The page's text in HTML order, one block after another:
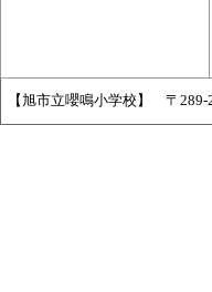
【旭市立嚶鳴小学校】 〒289-